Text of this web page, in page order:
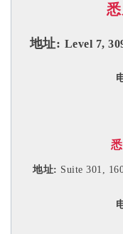
地址: Level 7,
地址: Suite 301,